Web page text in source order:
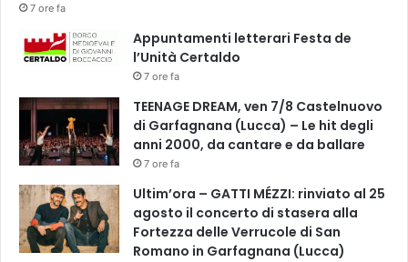
3
7 ore fa
Appuntamenti letterari Festa de
l’Unità Certaldo
7 ore fa
TEENAGE DREAM, ven 7/8 Castelnuovo
di Garfagnana (Lucca) – Le hit degli
anni 2000, da cantare e da ballare
7 ore fa
Ultim’ora – GATTI MÉZZI: rinviato al 25
agosto il concerto di stasera alla
Fortezza delle Verrucole di San
Romano in Garfagnana (Lucca)